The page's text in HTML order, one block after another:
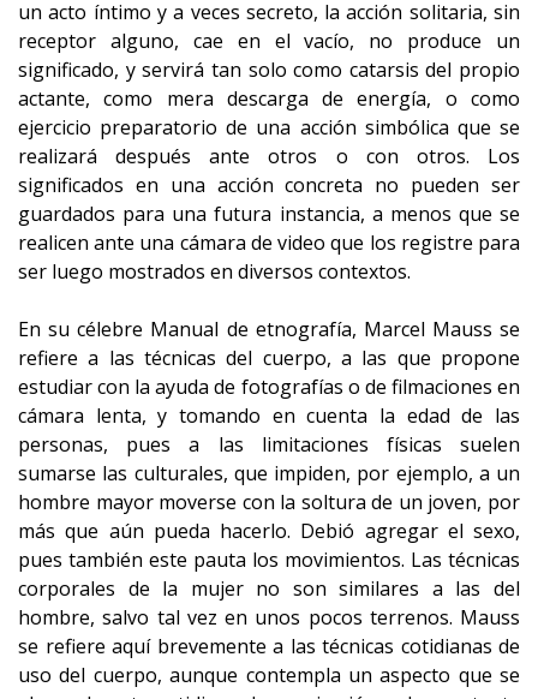
un acto íntimo y a veces secreto, la acción solitaria, sin
receptor alguno, cae en el vacío, no produce un
significado, y servirá tan solo como catarsis del propio
actante, como mera descarga de energía, o como
ejercicio preparatorio de una acción simbólica que se
realizará después ante otros o con otros. Los
significados en una acción concreta no pueden ser
guardados para una futura instancia, a menos que se
realicen ante una cámara de video que los registre para
ser luego mostrados en diversos contextos.
En su célebre Manual de etnografía, Marcel Mauss se
refiere a las técnicas del cuerpo, a las que propone
estudiar con la ayuda de fotografías o de filmaciones en
cámara lenta, y tomando en cuenta la edad de las
personas, pues a las limitaciones físicas suelen
sumarse las culturales, que impiden, por ejemplo, a un
hombre mayor moverse con la soltura de un joven, por
más que aún pueda hacerlo. Debió agregar el sexo,
pues también este pauta los movimientos. Las técnicas
corporales de la mujer no son similares a las del
hombre, salvo tal vez en unos pocos terrenos. Mauss
se refiere aquí brevemente a las técnicas cotidianas de
uso del cuerpo, aunque contempla un aspecto que se